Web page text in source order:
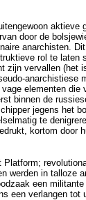
aktieve
door de
anarchisten.
rol te laten
zijn vervallen (het
anarchistiese
elementen
binnen de
jegens het
te
kortom door
werden in talloze
een
een verlangen tot